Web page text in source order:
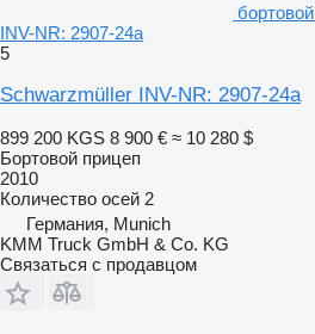
INV-NR: 2907-24a
5
Schwarzmüller INV-NR: 2907-24a
899 200 KGS 8 900 € ≈ 10 280 $
Бортовой прицеп
2010
Количество осей 2
Германия, Munich
KMM Truck GmbH & Co. KG
Связаться с продавцом